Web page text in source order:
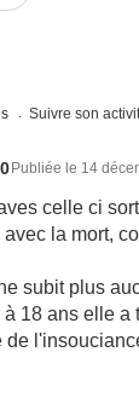
Suivre son
Publiée le 14
celle ci
la mort,
subit plus
18 ans elle
de